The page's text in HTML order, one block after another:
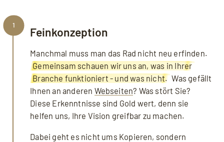
Feinkonzeption
Manchmal muss man das Rad nicht neu erfinden.
Gemeinsam schauen wir uns an, was in Ihrer
Branche funktioniert - und was nicht. Was gefällt
Ihnen an anderen Webseiten? Was stört Sie?
Diese Erkenntnisse sind Gold wert, denn sie
helfen uns, Ihre Vision greifbar zu machen.
Dabei geht es nicht ums Kopieren, sondern
1